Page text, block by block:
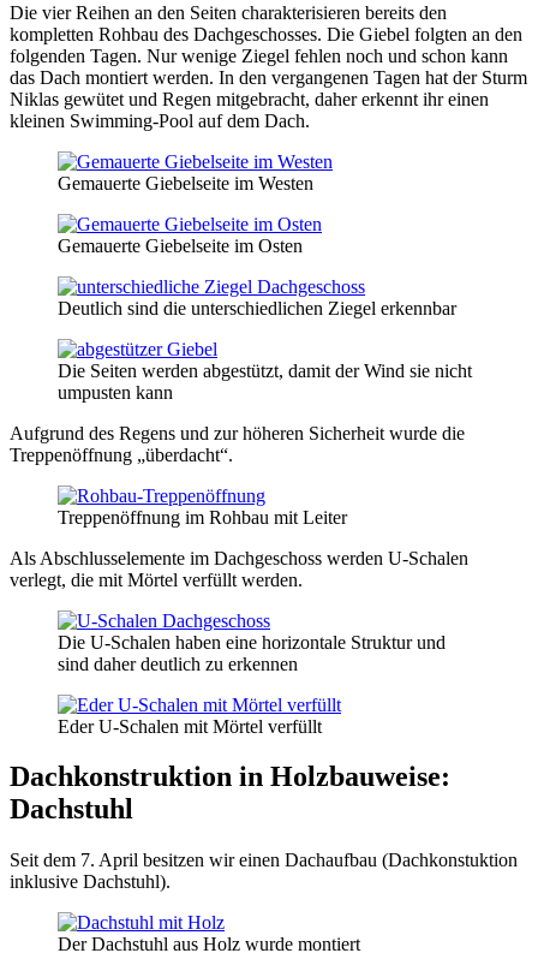
Die vier Reihen an den Seiten charakterisieren bereits den
kompletten Rohbau des Dachgeschosses. Die Giebel folgten an den
folgenden Tagen. Nur wenige Ziegel fehlen noch und schon kann
das Dach montiert werden. In den vergangenen Tagen hat der Sturm
Niklas gewütet und Regen mitgebracht, daher erkennt ihr einen
kleinen Swimming-Pool auf dem Dach.
Gemauerte Giebelseite im Westen
Gemauerte Giebelseite im Osten
Deutlich sind die unterschiedlichen Ziegel erkennbar
Die Seiten werden abgestützt, damit der Wind sie nicht
umpusten kann
Aufgrund des Regens und zur höheren Sicherheit wurde die
Treppenöffnung „überdacht“.
Treppenöffnung im Rohbau mit Leiter
Als Abschlusselemente im Dachgeschoss werden U-Schalen
verlegt, die mit Mörtel verfüllt werden.
Die U-Schalen haben eine horizontale Struktur und
sind daher deutlich zu erkennen
Eder U-Schalen mit Mörtel verfüllt
Dachkonstruktion in Holzbauweise:
Dachstuhl
Seit dem 7. April besitzen wir einen Dachaufbau (Dachkonstuktion
inklusive Dachstuhl).
Der Dachstuhl aus Holz wurde montiert